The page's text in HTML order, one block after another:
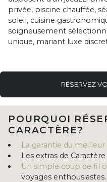
privée, piscine chauffée,
soleil, cuisine
soigneusement
unique, mariant luxe
RÉSERVEZ
POURQUOI
CARACTÈRE?
La garantie du meilleur
Les extras de Caractère
Un simple coup de fil
voyages enthousiastes.